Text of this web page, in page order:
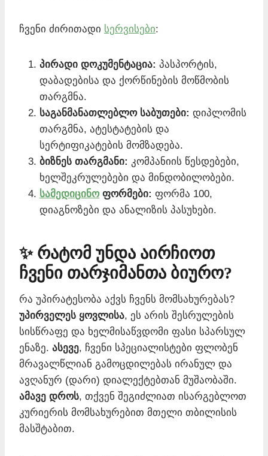
ჩვენი ძირითადი სერვისები:
პირადი დოკუმენტაცია: პასპორტის,
დაბადებისა და ქორწინების მოწმობის
თარგმნა.
საგანმანათლებლო საბუთები: დიპლომის
თარგმნა, ატესტატების და
სერტიფიკატების მომზადება.
ბიზნეს თარგმანი: კომპანიის წესდებები,
ხელშეკრულებები და მინდობილობები.
სამედიცინოფორმები: ფორმა 100,
დიაგნოზები და ანალიზის პასუხები.
✨ რატომ უნდა აირჩიოთ
ჩვენი თარჯიმანთა ბიურო?
რა უპირატესობა აქვს ჩვენს მომსახურებას?
უპირველეს ყოვლისა, ეს არის შესრულების
სისწრაფე და ხელმისაწვდომი ფასი სპარსულ
ენაზე. ასევე, ჩვენი სპეციალისტები ფლობენ
მრავალწლიან გამოცდილებას ირანულ და
ავღანურ (დარი) დიალექტებთან მუშაობაში.
ამავე დროს, თქვენ შეგიძლიათ ისარგებლოთ
კურიერის მომსახურებით მთელი თბილისის
მასშტაბით.